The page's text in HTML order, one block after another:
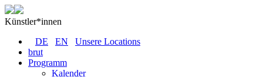
Künstler*innen
DE
EN
Unsere Locations
brut
Programm
Kalender